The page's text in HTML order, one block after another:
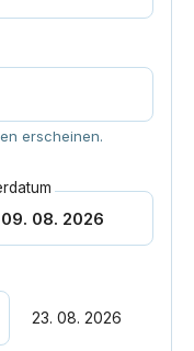
erscheinen.
23. 08. 2026